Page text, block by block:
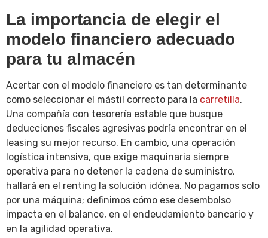
La importancia de elegir el
modelo financiero adecuado
para tu almacén
Acertar con el modelo financiero es tan determinante
como seleccionar el mástil correcto para la carretilla.
Una compañía con tesorería estable que busque
deducciones fiscales agresivas podría encontrar en el
leasing su mejor recurso. En cambio, una operación
logística intensiva, que exige maquinaria siempre
operativa para no detener la cadena de suministro,
hallará en el renting la solución idónea. No pagamos solo
por una máquina; definimos cómo ese desembolso
impacta en el balance, en el endeudamiento bancario y
en la agilidad operativa.